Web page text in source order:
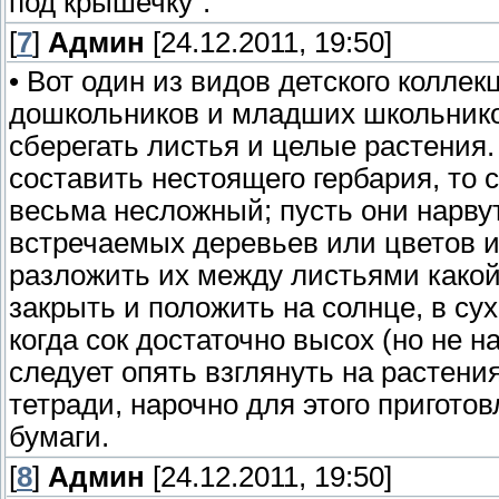
[7] Админ [24.12.2011, 19:50]
• Вот один из видов детского
дошкольников и младших
сберегать листья и целые
составить нестоящего гербария,
весьма несложный; пусть они
встречаемых деревьев или цветов
разложить их между листьями
закрыть и положить на солнце, в
когда сок достаточно высох (но не
следует опять взглянуть на
тетради, нарочно для этого
бумаги.
[8] Админ [24.12.2011, 19:50]